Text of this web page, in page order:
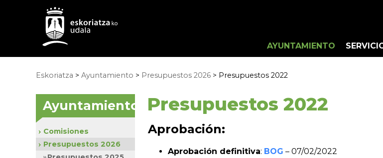
AYUNTAMIENTO
Eskoriatza > Ayuntamiento > Presupuestos 2026 > Presupuestos 2022
Presupuestos 2022
Aprobación:
Aprobación definitiva: BOG – 07/02/2022
Ayuntamiento
Comisiones
Presupuestos 2026